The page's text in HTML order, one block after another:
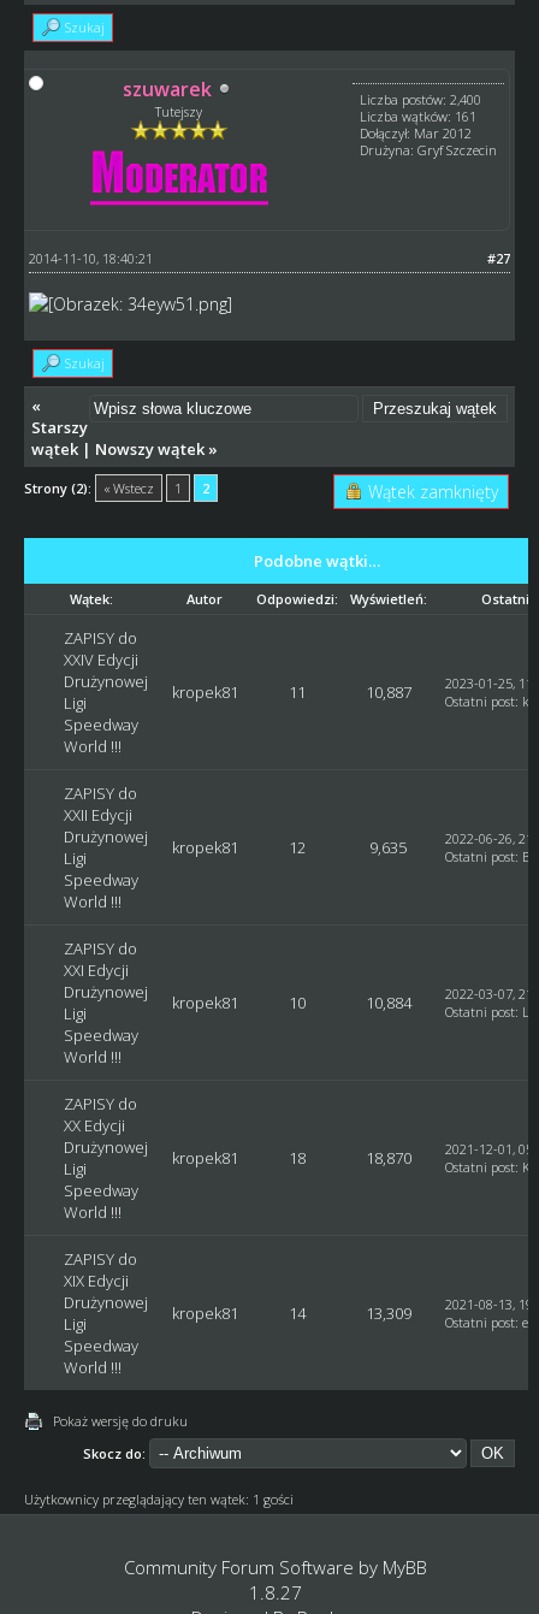
Szukaj
szuwarek
Tutejszy
Liczba postów: 2,400
Liczba wątków: 161
Dołączył: Mar 2012
Drużyna: Gryf Szczecin
#27
2014-11-10, 18:40:21
Szukaj
«
Starszy
wątek| Nowszy wątek»
Strony (2): « Wstecz 1 2 Wątek zamknięty
Podobne wątki…
Wątek: Autor Odpowiedzi: Wyświetleń: Ostatni
ZAPISY do
XXIV Edycji
Drużynowej
Ligi
Speedway
World !!!
kropek81 11 10,887
2023-01-25,
Ostatni post:
ZAPISY do
XXII Edycji
Drużynowej
Ligi
Speedway
World !!!
kropek81 12 9,635
2022-06-26,
Ostatni post:
ZAPISY do
XXI Edycji
Drużynowej
Ligi
Speedway
World !!!
kropek81 10 10,884
2022-03-07,
Ostatni post:
ZAPISY do
XX Edycji
Drużynowej
Ligi
Speedway
World !!!
kropek81 18 18,870
2021-12-01,
Ostatni post:
ZAPISY do
XIX Edycji
Drużynowej
Ligi
Speedway
World !!!
kropek81 14 13,309
2021-08-13,
Ostatni post:
Pokaż wersję do druku
Skocz do:
Użytkownicy przeglądający ten wątek: 1 gości
Community Forum Software by MyBB
1.8.27